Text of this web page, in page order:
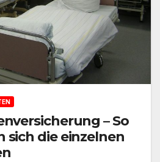
– So
sich die einzelnen